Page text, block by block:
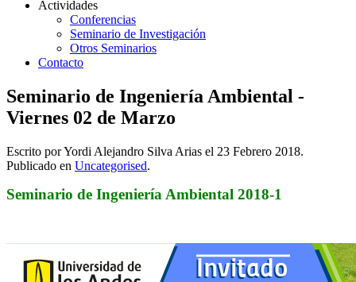
Actividades
Conferencias
Seminario de Investigación
Otros Seminarios
Contacto
Seminario de Ingeniería Ambiental -
Viernes 02 de Marzo
Escrito por Yordi Alejandro Silva Arias el 23 Febrero 2018.
Publicado en Uncategorised.
Seminario de Ingeniería Ambiental 2018-1